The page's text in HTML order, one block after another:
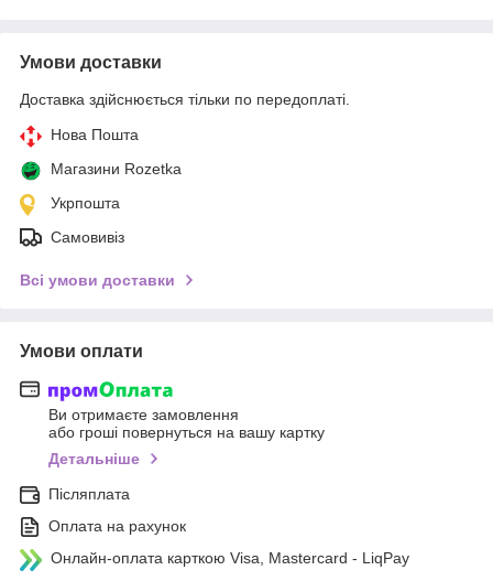
Умови доставки
Доставка здійснюється тільки по передоплаті.
Нова Пошта
Магазини Rozetka
Укрпошта
Самовивіз
Всі умови доставки
Умови оплати
Ви отримаєте замовлення
або гроші повернуться на вашу картку
Детальніше
Післяплата
Оплата на рахунок
Онлайн-оплата карткою Visa, Mastercard - LiqPay